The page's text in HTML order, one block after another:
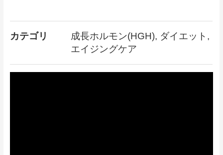
カテゴリ
成長ホルモン(HGH), ダイエット,
エイジングケア